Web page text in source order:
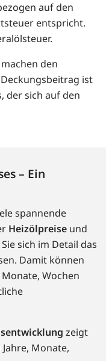
auf den
entspricht.
den
ist
der sich auf den
– Ein
spannende
Heizölpreise und
sich im Detail das
Damit können
Wochen
zeigt
Monate,